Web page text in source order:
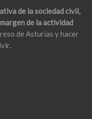
de la sociedad civil,
de la actividad
de Asturias y hacer